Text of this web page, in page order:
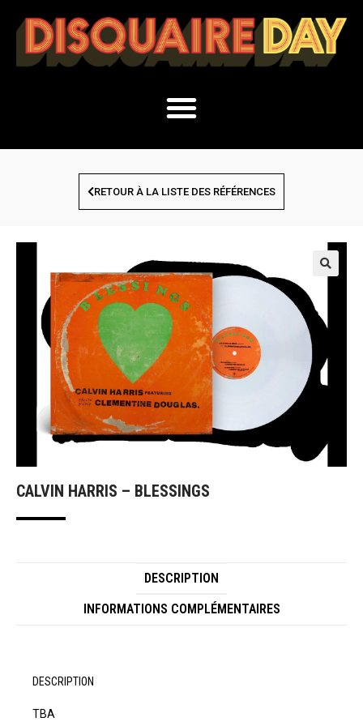
RETOUR À LA LISTE DES RÉFÉRENCES
CALVIN HARRIS – BLESSINGS
DESCRIPTION
INFORMATIONS COMPLÉMENTAIRES
DESCRIPTION
TBA